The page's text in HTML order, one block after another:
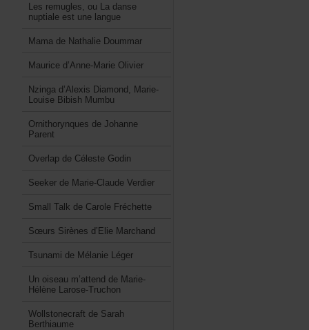
Lesremugles,ouLadanse
nuptialeestunelangue
MamadeNathalieDoummar
Mauriced’Anne-MarieOlivier
Nzingad’AlexisDiamond,Marie-
LouiseBibishMumbu
OrnithorynquesdeJohanne
Parent
OverlapdeCélesteGodin
SeekerdeMarie-ClaudeVerdier
SmallTalkdeCaroleFréchette
SœursSirènesd’ElieMarchand
TsunamideMélanieLéger
Unoiseaum’attenddeMarie-
HélèneLarose-Truchon
WollstonecraftdeSarah
Berthiaume